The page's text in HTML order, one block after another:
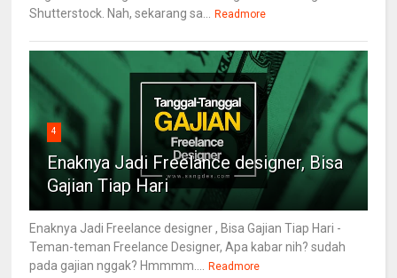
Shutterstock. Nah, sekarang sa...
Readmore
4
Enaknya Jadi Freelance designer, Bisa
Gajian Tiap Hari
Enaknya Jadi Freelance designer , Bisa Gajian Tiap Hari -
Teman-teman Freelance Designer, Apa kabar nih? sudah
pada gajian nggak? Hmmmm....
Readmore